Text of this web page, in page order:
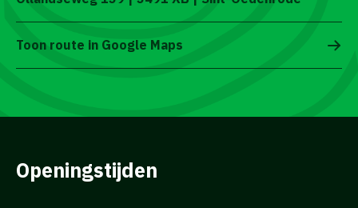
Toon route in Google Maps
Openingstijden